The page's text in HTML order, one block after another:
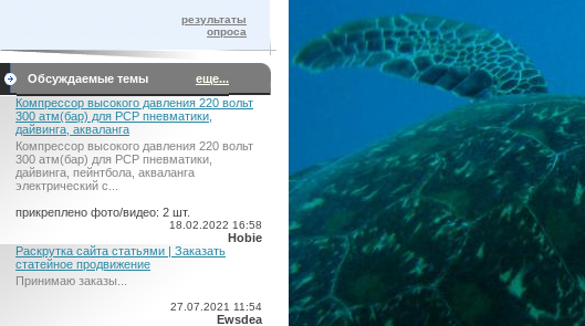
результаты
опроса
Обсуждаемые темы
еще...
Компрессор высокого давления 220 вольт
300 атм(бар) для PCP пневматики,
дайвинга, акваланга
Компрессор высокого давления 220 вольт
300 атм(бар) для PCP пневматики,
дайвинга, пейнтбола, акваланга
электрический c...
прикреплено фото/видео: 2 шт.
18.02.2022 16:58
Hobie
Раскрутка сайта статьями | Заказать
статейное продвижение
Принимаю заказы...
27.07.2021 11:54
Ewsdea